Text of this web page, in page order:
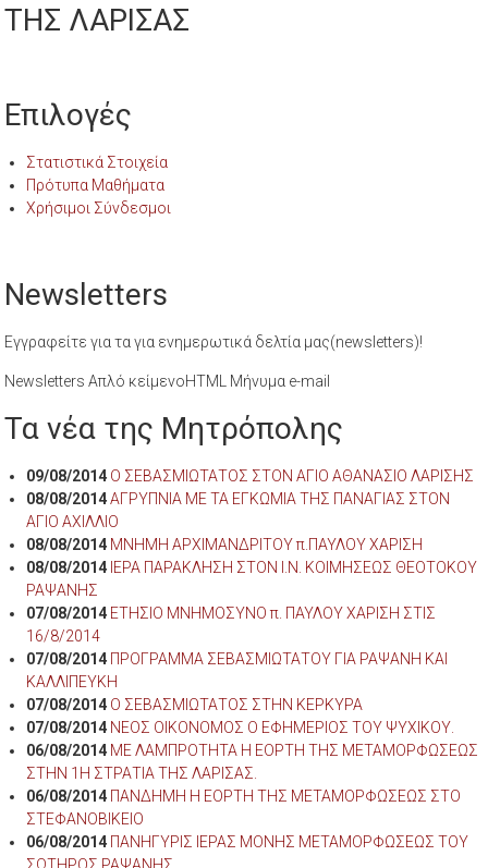
ΤΗΣ ΛΑΡΙΣΑΣ
Επιλογές
Στατιστικά Στοιχεία
Πρότυπα Μαθήματα
Χρήσιμοι Σύνδεσμοι
Newsletters
Εγγραφείτε για τα για ενημερωτικά δελτία μας(newsletters)!
Newsletters Απλό κείμενοHTML Μήνυμα e-mail
Τα νέα της Μητρόπολης
09/08/2014 Ο ΣΕΒΑΣΜΙΩΤΑΤΟΣ ΣΤΟΝ ΑΓΙΟ ΑΘΑΝΑΣΙΟ ΛΑΡΙΣΗΣ
08/08/2014 ΑΓΡΥΠΝΙΑ ΜΕ ΤΑ ΕΓΚΩΜΙΑ ΤΗΣ ΠΑΝΑΓΙΑΣ ΣΤΟΝ
ΑΓΙΟ ΑΧΙΛΛΙΟ
08/08/2014 ΜΝΗΜΗ ΑΡΧΙΜΑΝΔΡΙΤΟΥ π.ΠΑΥΛΟΥ ΧΑΡΙΣΗ
08/08/2014 ΙΕΡΑ ΠΑΡΑΚΛΗΣΗ ΣΤΟΝ Ι.Ν. ΚΟΙΜΗΣΕΩΣ ΘΕΟΤΟΚΟΥ
ΡΑΨΑΝΗΣ
07/08/2014 ΕΤΗΣΙΟ ΜΝΗΜΟΣΥΝΟ π. ΠΑΥΛΟΥ ΧΑΡΙΣΗ ΣΤΙΣ
16/8/2014
07/08/2014 ΠΡΟΓΡΑΜΜΑ ΣΕΒΑΣΜΙΩΤΑΤΟΥ ΓΙΑ ΡΑΨΑΝΗ ΚΑΙ
ΚΑΛΛΙΠΕΥΚΗ
07/08/2014 Ο ΣΕΒΑΣΜΙΩΤΑΤΟΣ ΣΤΗΝ ΚΕΡΚΥΡΑ
07/08/2014 ΝΕΟΣ ΟΙΚΟΝΟΜΟΣ Ο ΕΦΗΜΕΡΙΟΣ ΤΟΥ ΨΥΧΙΚΟΥ.
06/08/2014 ΜΕ ΛΑΜΠΡΟΤΗΤΑ Η ΕΟΡΤΗ ΤΗΣ ΜΕΤΑΜΟΡΦΩΣΕΩΣ
ΣΤΗΝ 1Η ΣΤΡΑΤΙΑ ΤΗΣ ΛΑΡΙΣΑΣ.
06/08/2014 ΠΑΝΔΗΜΗ Η ΕΟΡΤΗ ΤΗΣ ΜΕΤΑΜΟΡΦΩΣΕΩΣ ΣΤΟ
ΣΤΕΦΑΝΟΒΙΚΕΙΟ
06/08/2014 ΠΑΝΗΓΥΡΙΣ ΙΕΡΑΣ ΜΟΝΗΣ ΜΕΤΑΜΟΡΦΩΣΕΩΣ ΤΟΥ
ΣΩΤΗΡΟΣ ΡΑΨΑΝΗΣ